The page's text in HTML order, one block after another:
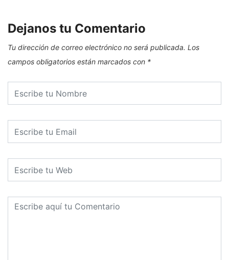
Dejanos tu Comentario
Tu dirección de correo electrónico no será publicada. Los
campos obligatorios están marcados con *